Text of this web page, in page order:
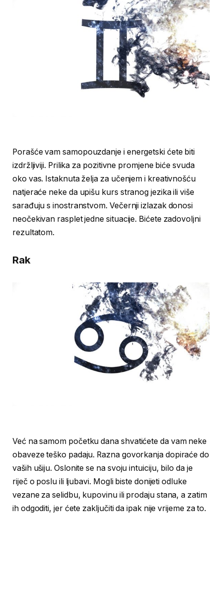
Porašće vam samopouzdanje i energetski ćete biti
izdržljiviji. Prilika za pozitivne promjene biće svuda
oko vas. Istaknuta želja za učenjem i kreativnošću
natjeraće neke da upišu kurs stranog jezika ili više
sarađuju s inostranstvom. Večernji izlazak donosi
neočekivan rasplet jedne situacije. Bićete zadovoljni
rezultatom.
Rak
Već na samom početku dana shvatićete da vam neke
obaveze teško padaju. Razna govorkanja dopiraće do
vaših ušiju. Oslonite se na svoju intuiciju, bilo da je
riječ o poslu ili ljubavi. Mogli biste donijeti odluke
vezane za selidbu, kupovinu ili prodaju stana, a zatim
ih odgoditi, jer ćete zaključiti da ipak nije vrijeme za to.